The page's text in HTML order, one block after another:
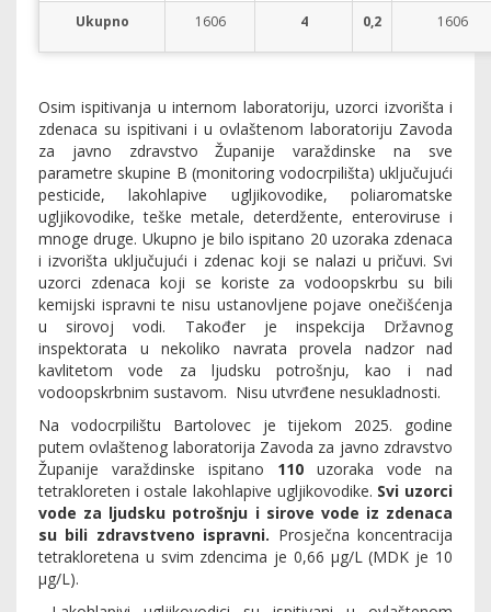
Ukupno 1606 4 0,2 1606
Osim ispitivanja u internom laboratoriju, uzorci izvorišta i
zdenaca su ispitivani i u ovlaštenom laboratoriju Zavoda
za javno zdravstvo Županije varaždinske na sve
parametre skupine B (monitoring vodocrpilišta) uključujući
pesticide, lakohlapive ugljikovodike, poliaromatske
ugljikovodike, teške metale, deterdžente, enteroviruse i
mnoge druge. Ukupno je bilo ispitano 20 uzoraka zdenaca
i izvorišta uključujući i zdenac koji se nalazi u pričuvi. Svi
uzorci zdenaca koji se koriste za vodoopskrbu su bili
kemijski ispravni te nisu ustanovljene pojave onečišćenja
u sirovoj vodi. Također je inspekcija Državnog
inspektorata u nekoliko navrata provela nadzor nad
kavlitetom vode za ljudsku potrošnju, kao i nad
vodoopskrbnim sustavom. Nisu utvrđene nesukladnosti.
Na vodocrpilištu Bartolovec je tijekom 2025. godine
putem ovlaštenog laboratorija Zavoda za javno zdravstvo
Županije varaždinske ispitano 110 uzoraka vode na
tetrakloreten i ostale lakohlapive ugljikovodike. Svi uzorci
vode za ljudsku potrošnju i sirove vode iz zdenaca
su bili zdravstveno ispravni. Prosječna koncentracija
tetrakloretena u svim zdencima je 0,66 µg/L (MDK je 10
µg/L).